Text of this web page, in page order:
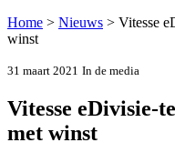
Home > Nieuws > Vitesse
winst
31 maart 2021 In de media
Vitesse eDivisie-
met winst